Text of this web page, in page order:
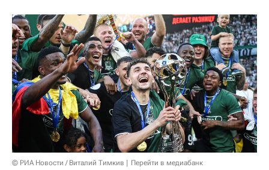
© РИА Новости / Виталий Тимкив Перейти в медиабанк